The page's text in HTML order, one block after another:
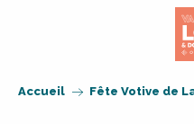
Accueil Fête Votive de